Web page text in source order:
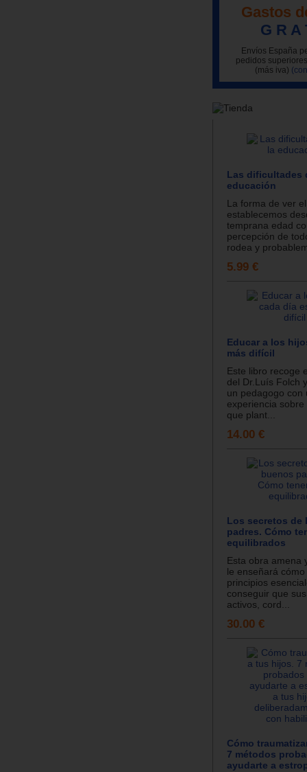
Gastos
G R A
Envíos España
pedidos
(más iva)
Las dificultades
educación
La forma de ver
establecemos
temprana edad
percepción de
rodea y
5.99 €
Educar a los
más difícil
Este libro recoge
del Dr.Luís Folch
un pedagogo con
experiencia
que plant...
14.00 €
Los secretos de
padres. Cómo
equilibrados
Esta obra amena
le enseñará
principios
conseguir que
activos, cord...
30.00 €
Cómo
7 métodos
ayudarte a